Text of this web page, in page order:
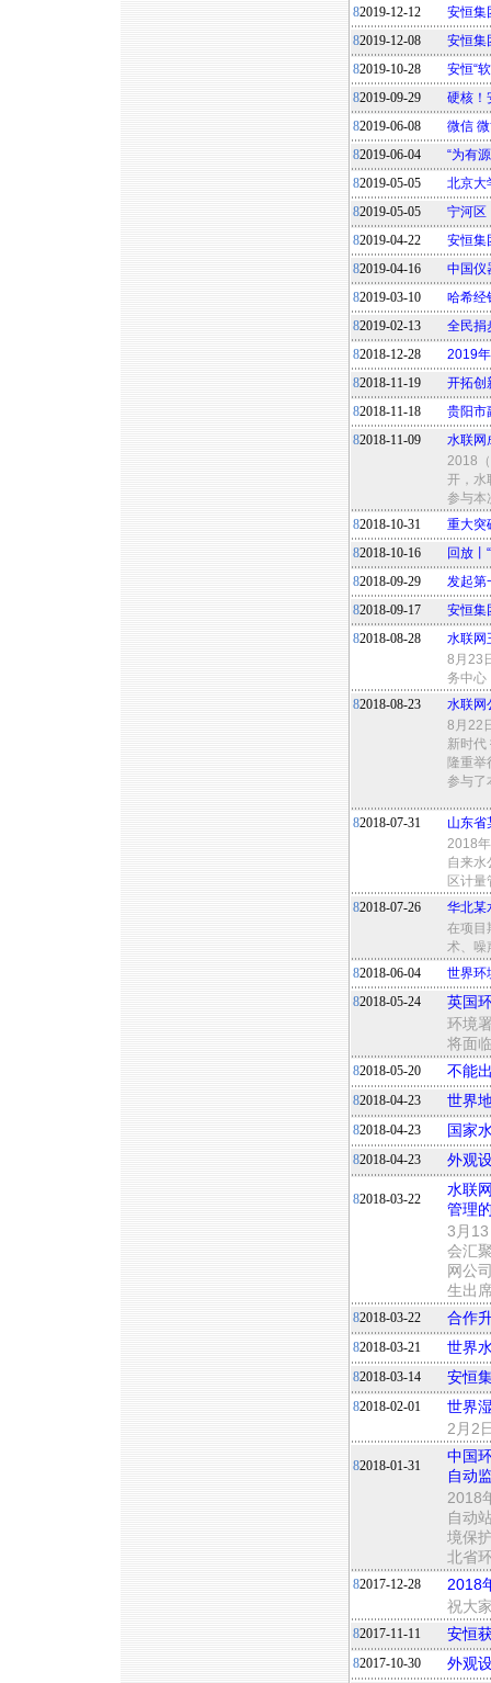
82019-12-12
安恒集
82019-12-08
安恒集
82019-10-28
安恒“
82019-09-29
硬核！
82019-06-08
微信
82019-06-04
“为有
82019-05-05
北京大
82019-05-05
宁河区
82019-04-22
安恒集
82019-04-16
中国仪
82019-03-10
哈希经
82019-02-13
全民捐
82018-12-28
2019
82018-11-19
开拓创
82018-11-18
贵阳市
82018-11-09
水联网
2018
开，水
参与本
82018-10-31
重大突
82018-10-16
回放丨
82018-09-29
发起第
82018-09-17
安恒集
82018-08-28
水联网
8月23
务中心
82018-08-23
水联网
8月22
新时代
隆重
参与了
82018-07-31
山东省
2018
自来水
区计量
82018-07-26
华北某
在项目
术、噪
82018-06-04
世界环
82018-05-24
英国
环境
将面
82018-05-20 不能
82018-04-23 世界
82018-04-23 国家
82018-04-23 外观
82018-03-22
水联
管理
3月
会汇
网公
生出
82018-03-22 合作
82018-03-21 世界
82018-03-14 安恒
82018-02-01
世界
2月2
82018-01-31
中国
自动
2018
自动
境保
北省
82017-12-28
2018
祝大
82017-11-11 安恒
82017-10-30 外观